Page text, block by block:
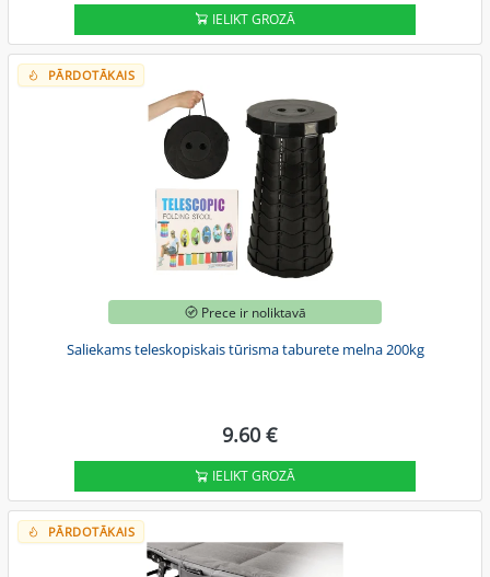
IELIKT GROZĀ
PĀRDOTĀKAIS
Prece ir noliktavā
Saliekams teleskopiskais tūrisma taburete melna 200kg
9.60 €
IELIKT GROZĀ
PĀRDOTĀKAIS